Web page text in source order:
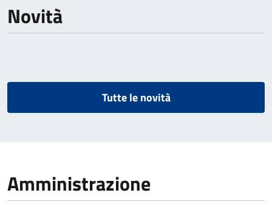
Novità
Tutte le novità
Amministrazione